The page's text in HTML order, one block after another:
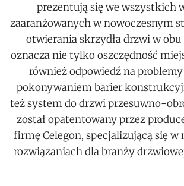
prezentują się we wszystkich
zaaranżowanych w nowoczesnym
otwierania skrzydła drzwi w
oznacza nie tylko oszczędność
również odpowiedź na
pokonywaniem barier
też system do drzwi przesuwno-
został opatentowany przez
firmę Celegon, specjalizującą się w
rozwiązaniach dla branży